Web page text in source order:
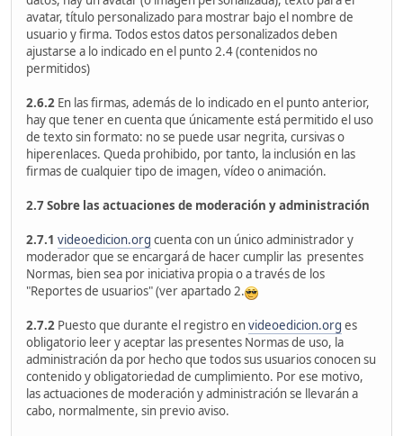
avatar, título personalizado para mostrar bajo el nombre de
usuario y firma. Todos estos datos personalizados deben
ajustarse a lo indicado en el punto 2.4 (contenidos no
permitidos)
2.6.2 En las firmas, además de lo indicado en el punto anterior,
hay que tener en cuenta que únicamente está permitido el uso
de texto sin formato: no se puede usar negrita, cursivas o
hiperenlaces. Queda prohibido, por tanto, la inclusión en las
firmas de cualquier tipo de imagen, vídeo o animación.
2.7 Sobre las actuaciones de moderación y administración
2.7.1 videoedicion.org cuenta con un único administrador y
moderador que se encargará de hacer cumplir las presentes
Normas, bien sea por iniciativa propia o a través de los
"Reportes de usuarios" (ver apartado 2.
2.7.2 Puesto que durante el registro envideoedicion.org es
obligatorio leer y aceptar las presentes Normas de uso, la
administración da por hecho que todos sus usuarios conocen su
contenido y obligatoriedad de cumplimiento. Por ese motivo,
las actuaciones de moderación y administración se llevarán a
cabo, normalmente, sin previo aviso.